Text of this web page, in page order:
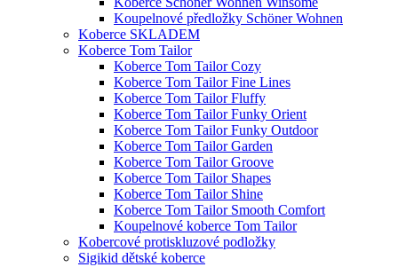
Koupelnové předložky Schöner Wohnen
Koberce SKLADEM
Koberce Tom Tailor
Koberce Tom Tailor Cozy
Koberce Tom Tailor Fine Lines
Koberce Tom Tailor Fluffy
Koberce Tom Tailor Funky Orient
Koberce Tom Tailor Funky Outdoor
Koberce Tom Tailor Garden
Koberce Tom Tailor Groove
Koberce Tom Tailor Shapes
Koberce Tom Tailor Shine
Koberce Tom Tailor Smooth Comfort
Koupelnové koberce Tom Tailor
Kobercové protiskluzové podložky
Sigikid dětské koberce